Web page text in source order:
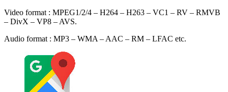
Video format : MPEG1/2/4 – H264 – H263 – VC1 – RV – RMVB
– DivX – VP8 – AVS.
Audio format : MP3 – WMA – AAC – RM – LFAC etc.